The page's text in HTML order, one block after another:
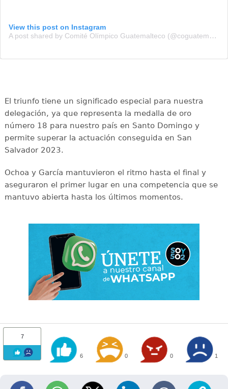
View this post on Instagram
A post shared by Comité Olímpico Guatemalteco (@coguatemalteco)
El triunfo tiene un significado especial para nuestra
delegación, ya que representa la medalla de oro
número 18 para nuestro país en Santo Domingo y
permite superar la actuación conseguida en San
Salvador 2023.
Ochoa y García mantuvieron el ritmo hasta el final y
aseguraron el primer lugar en una competencia que se
mantuvo abierta hasta los últimos momentos.
7
6 0 0 1